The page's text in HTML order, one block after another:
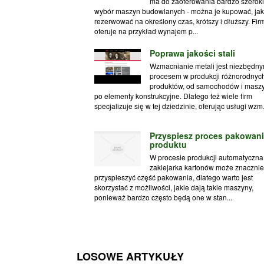
wybór maszyn budowlanych - można je kupować,
rezerwować na określony czas, krótszy i dłuższy.
oferuje na przykład wynajem p...
Poprawa jakości stali
Wzmacnianie metali jest
procesem w produkcji
produktów, od samochodów i
po elementy konstrukcyjne. Dlatego też wiele firm
specjalizuje się w tej dziedzinie, oferując usługi
Przyspiesz proces
produktu
W procesie produkcji automatyczna
zaklejarka kartonów może znacznie
przyspieszyć część pakowania, dlatego warto jest
skorzystać z możliwości, jakie dają takie maszyny,
ponieważ bardzo często będą one w stan...
LOSOWE ARTYKUŁY